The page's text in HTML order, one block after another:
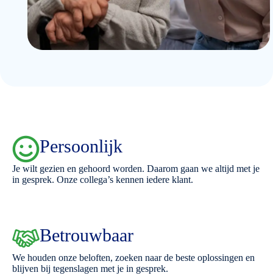
Persoonlijk
Je wilt gezien en gehoord worden. Daarom gaan we altijd met je
in gesprek. Onze collega’s kennen iedere klant.
Betrouwbaar
We houden onze beloften, zoeken naar de beste oplossingen en
blijven bij tegenslagen met je in gesprek.